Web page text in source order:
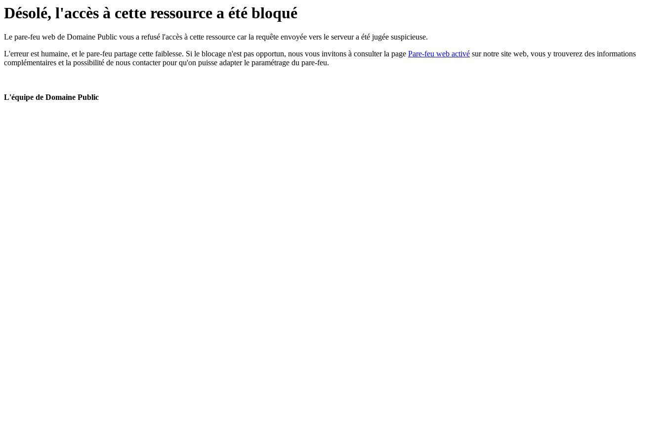
Désolé, l'accès à cette ressource a été bloqué
Le pare-feu web de Domaine Public vous a refusé l'accès à cette ressource car la requête envoyée vers le serveur a été jugée suspicieuse.
L'erreur est humaine, et le pare-feu partage cette faiblesse. Si le blocage n'est pas opportun, nous vous invitons à consulter la page Pare-feu web activé sur notre site web, vous y trouverez des informations
complémentaires et la possibilité de nous contacter pour qu'on puisse adapter le paramétrage du pare-feu.
L'équipe de Domaine Public